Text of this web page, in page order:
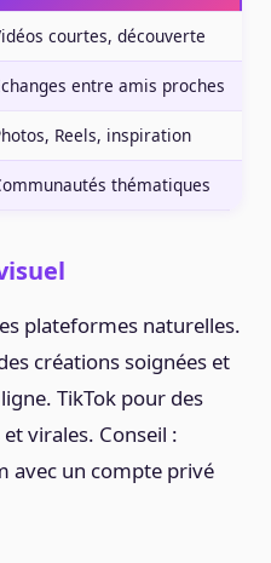
courtes, découverte
entre amis proches
Reels, inspiration
thématiques
plateformes naturelles.
créations soignées et
TikTok pour des
virales. Conseil :
avec un compte privé